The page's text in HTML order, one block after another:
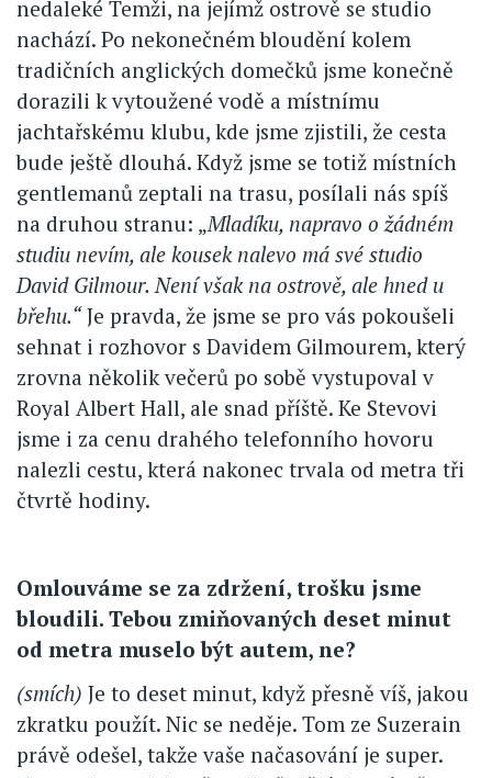
nedaleké Temži, na jejímž ostrově se studio
nachází. Po nekonečném bloudění kolem
tradičních anglických domečků jsme konečně
dorazili k vytoužené vodě a místnímu
jachtařskému klubu, kde jsme zjistili, že cesta
bude ještě dlouhá. Když jsme se totiž místních
gentlemanů zeptali na trasu, posílali nás spíš
na druhou stranu: „Mladíku, napravo o žádném
studiu nevím, ale kousek nalevo má své studio
David Gilmour. Není však na ostrově, ale hned u
břehu.“Je pravda, že jsme se pro vás pokoušeli
sehnat i rozhovor s Davidem Gilmourem, který
zrovna několik večerů po sobě vystupoval v
Royal Albert Hall, ale snad příště. Ke Stevovi
jsme i za cenu drahého telefonního hovoru
nalezli cestu, která nakonec trvala od metra tři
čtvrtě hodiny.
Omlouváme se za zdržení, trošku jsme
bloudili. Tebou zmiňovaných deset minut
od metra muselo být autem, ne?
(smích) Je to deset minut, když přesně víš, jakou
zkratku použít. Nic se neděje. Tom ze Suzerain
právě odešel, takže vaše načasování je super.